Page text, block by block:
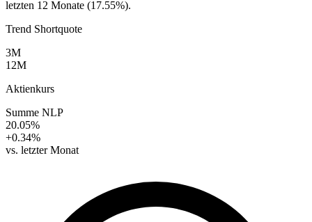
letzten 12 Monate (17.55%).
Trend Shortquote
3M
12M
Aktienkurs
Summe NLP
20.05%
+0.34%
vs. letzter Monat